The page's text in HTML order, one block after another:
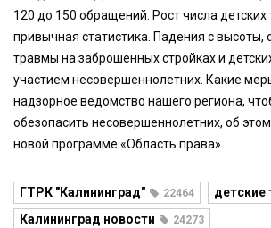
120 до 150 обращений. Рост числа
привычная статистика. Падения с высоты,
травмы на заброшенных стройках и
участием несовершеннолетних. Какие
надзорное ведомство нашего региона,
обезопасить несовершеннолетних, об
новой программе «Область права».
ГТРК "Калининград" 22464 детские
Калининград новости 24273